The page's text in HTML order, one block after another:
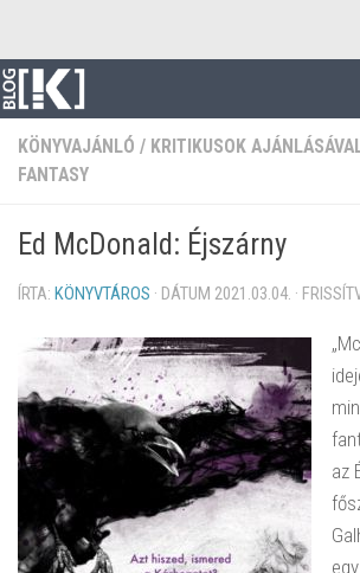
KÖNYVAJÁNLÓ / KRITIKUSOK
FANTASY
Ed McDonald: Éjszárny
ÍRTA: KÖNYVTÁROS · DÁTUM 2021.03.04. ·
az